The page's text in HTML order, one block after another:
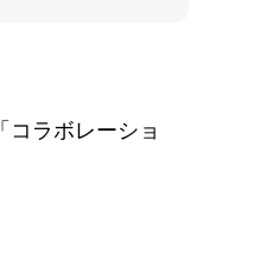
ラボレーショ